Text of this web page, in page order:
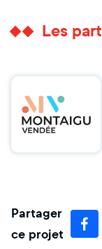
Les
Partager
ce projet